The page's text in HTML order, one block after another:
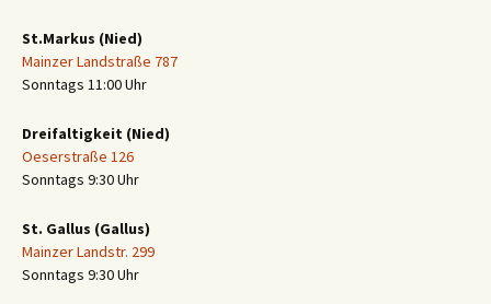
St.Markus (Nied)
Mainzer Landstraße 787
Sonntags 11:00 Uhr
Dreifaltigkeit (Nied)
Oeserstraße 126
Sonntags 9:30 Uhr
St. Gallus (Gallus)
Mainzer Landstr. 299
Sonntags 9:30 Uhr